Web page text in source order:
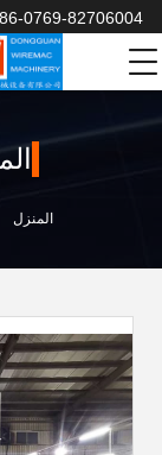
86-0769-82706004
المنزل